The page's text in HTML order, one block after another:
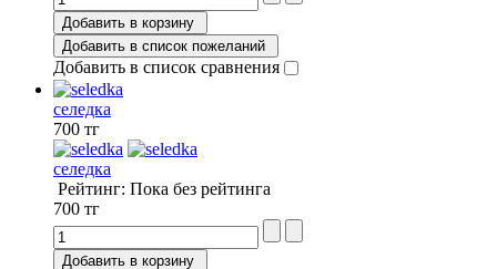
Добавить в корзину
Добавить в список пожеланий
Добавить в список сравнения
селедка
700 тг
селедка
Рейтинг: Пока без рейтинга
700 тг
Добавить в корзину